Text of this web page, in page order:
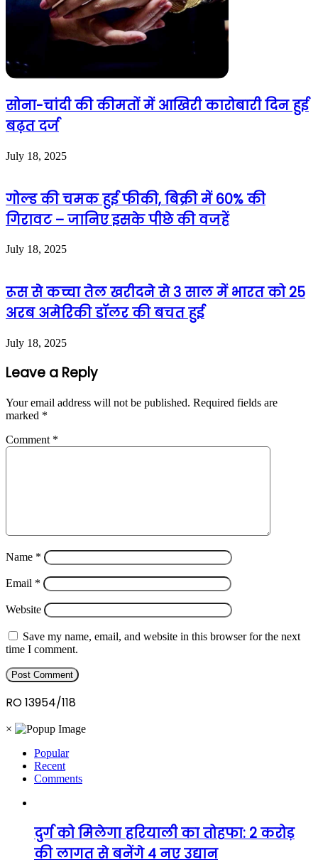
सोना-चांदी की कीमतों में आखिरी कारोबारी दिन हुई
बढ़त दर्ज
July 18, 2025
गोल्ड की चमक हुई फीकी, बिक्री में 60% की
गिरावट – जानिए इसके पीछे की वजहें
July 18, 2025
रूस से कच्चा तेल खरीदने से 3 साल में भारत को 25
अरब अमेरिकी डॉलर की बचत हुई
July 18, 2025
Leave a Reply
Your email address will not be published. Required fields are
marked *
Comment *
Name *
Email *
Website
Save my name, email, and website in this browser for the next
time I comment.
RO 13954/118
×
Popular
Recent
Comments
दुर्ग को मिलेगा हरियाली का तोहफा: 2 करोड़
की लागत से बनेंगे 4 नए उद्यान